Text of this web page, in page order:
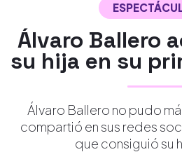
Álvaro Ballero
su hija en su
Álvaro Ballero no pudo
compartió en sus redes
que consiguió su